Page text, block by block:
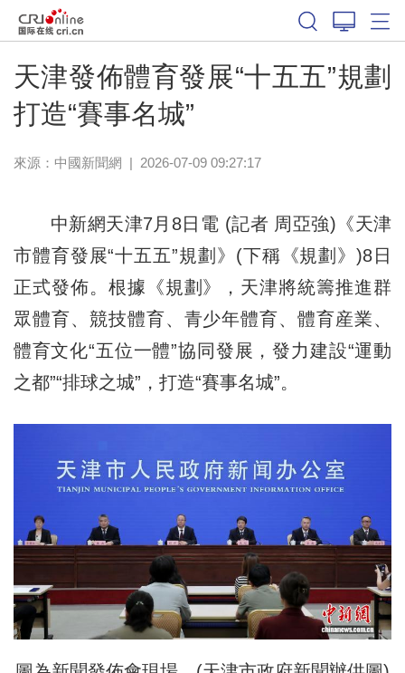
天津發佈體育發展“十五五”規劃
打造“賽事名城”
來源： 中國新聞網 | 2026-07-09 09:27:17
中新網天津7月8日電 (記者 周亞強)《天津
市體育發展“十五五”規劃》(下稱《規劃》)8日
正式發佈。根據《規劃》，天津將統籌推進群
眾體育、競技體育、青少年體育、體育産業、
體育文化“五位一體”協同發展，發力建設“運動
之都”“排球之城”，打造“賽事名城”。